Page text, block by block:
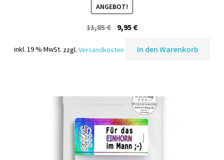
ANGEBOT!
11,85€ Ursprünglicher
war:
9,95 €Aktueller
ist:
inkl. 19 % MwSt. zzgl.Versandkosten In den Warenkorb